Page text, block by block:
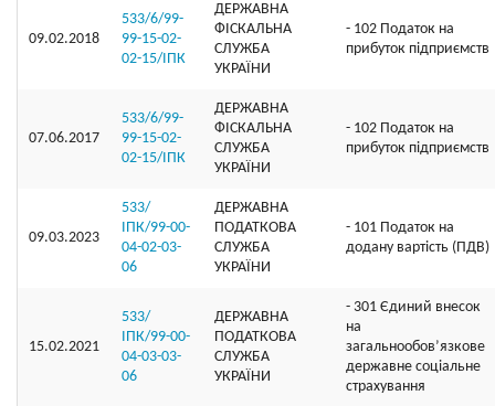
09.02.2018
533/6/99-
99-15-02-
02-15/ІПК
ДЕРЖАВНА
ФІСКАЛЬНА
СЛУЖБА
УКРАЇНИ
- 102 Податок на
прибуток підприємств
07.06.2017
533/6/99-
99-15-02-
02-15/ІПК
ДЕРЖАВНА
ФІСКАЛЬНА
СЛУЖБА
УКРАЇНИ
- 102 Податок на
прибуток підприємств
09.03.2023
533/
ІПК/99-00-
04-02-03-
06
ДЕРЖАВНА
ПОДАТКОВА
СЛУЖБА
УКРАЇНИ
- 101 Податок на
додану вартість (ПДВ)
15.02.2021
533/
ІПК/99-00-
04-03-03-
06
ДЕРЖАВНА
ПОДАТКОВА
СЛУЖБА
УКРАЇНИ
- 301 Єдиний внесок
на
загальнообов’язкове
державне соціальне
страхування